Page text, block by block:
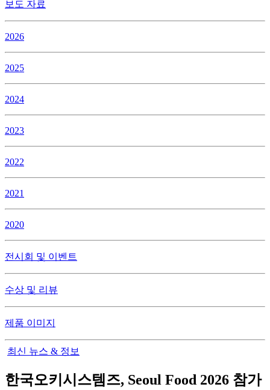
보도 자료
2026
2025
2024
2023
2022
2021
2020
전시회 및 이벤트
수상 및 리뷰
제품 이미지
최신 뉴스 & 정보
한국오키시스템즈, Seoul Food 2026 참가